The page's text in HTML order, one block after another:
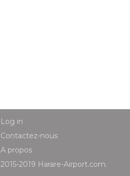
Log in
Contactez-nous
A propos
2015-2019 Harare-Airport.com.